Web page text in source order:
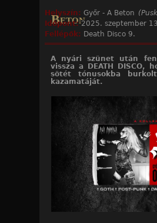
Beton
Helyszín: Győr - A Beton
Időpont:2025. szeptember
Fellépők: Death Disco 9.
A nyári szünet után
vissza a DEATH DISCO,
sötét tónusokba
kazamatáját.